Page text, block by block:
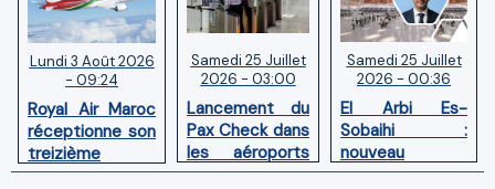
Lundi 3 Août 2026
- 09:24
Royal Air Maroc
réceptionne son
treizième
Boeing 787
Samedi 25 Juillet
2026 - 03:00
Lancement du
Pax Check dans
les aéroports
du Maroc
Samedi 25 Juillet
2026 - 00:36
El Arbi Es-
Sobaihi :
nouveau
directeur à la